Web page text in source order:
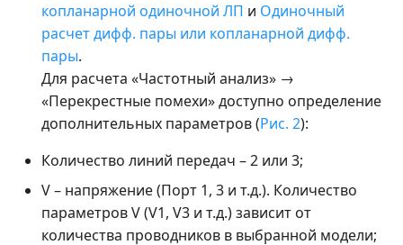
копланарной одиночной ЛП и Одиночный
расчет дифф. пары или копланарной дифф.
пары.
Для расчета «Частотный анализ» →
«Перекрестные помехи» доступно определение
дополнительных параметров (Рис. 2):
Количество линий передач – 2 или 3;
V – напряжение (Порт 1, 3 и т.д.). Количество
параметров V (V1, V3 и т.д.) зависит от
количества проводников в выбранной модели;